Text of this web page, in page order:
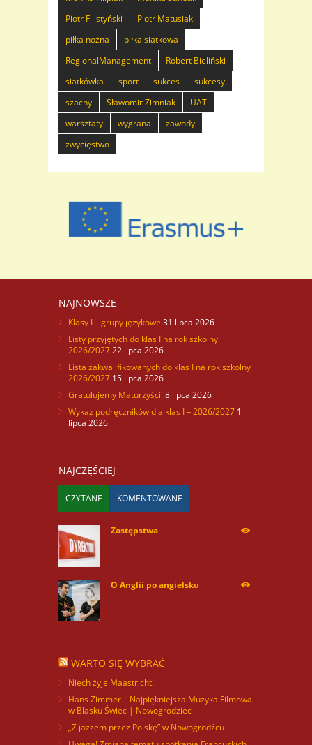
Piotr Filistyński
Piotr Matusiak
piłka nożna
piłka siatkowa
RegionalManagement
Robert Bieliński
siatkówka
sport sukces
sukcesy
szachy
Sławomir Zimniak
UAT
warsztaty
wygrana
zawody
zwycięstwo
NAJNOWSZE
Klasy I – grupy językowe 31 lipca 2026
Listy przyjętych do klas I na rok szkolny
2026/202722 lipca 2026
Lista zakwalifikowanych do klas I na rok szkolny
2026/2027 15 lipca 2026
Gratulujemy Maturzyści!8 lipca 2026
Wykaz podręczników dla klas I – 2026/2027 1
lipca 2026
NAJCZĘŚCIEJ
CZYTANE KOMENTOWANE
Zastępstwa
O Anglii po angielsku
WARTO SIĘ WYBRAĆ
Niech żyje Maastricht!
Hans Zimmer – Najpiękniejsza Muzyka Filmowa
w Blasku Świec | Nowogrodziec
„Z jazzem przez Polskę” w Nowogrodźcu